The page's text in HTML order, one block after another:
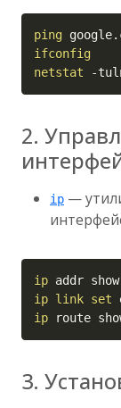
ping
ifconfig
netstat
-
2.
ip —
ip
ip link set
ip route
3.